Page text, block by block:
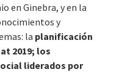
en Ginebra, y en la
y
la planificación
2019; los
liderados por